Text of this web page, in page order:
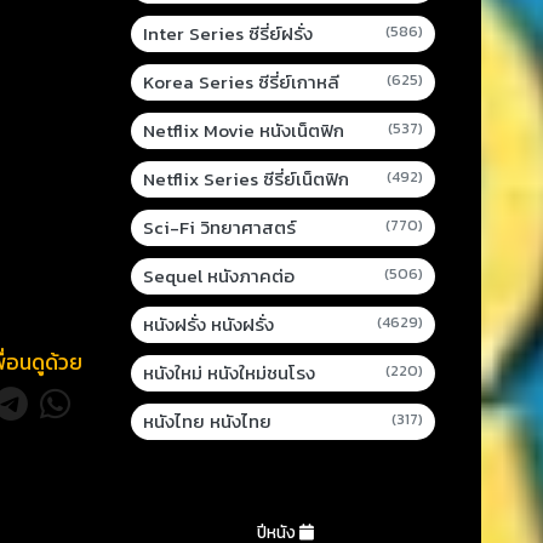
อนดูด้วย
Inter Series ซีรี่ย์ฝรั่ง (586)
Korea Series ซีรี่ย์เกาหลี (625)
Netflix Movie หนังเน็ตฟิก (537)
Netflix Series ซีรี่ย์เน็ตฟิก (492)
Sci-Fi วิทยาศาสตร์ (770)
Sequel หนังภาคต่อ (506)
หนังฝรั่ง หนังฝรั่ง (4629)
หนังใหม่ หนังใหม่ชนโรง (220)
หนังไทย หนังไทย (317)
ปีหนัง